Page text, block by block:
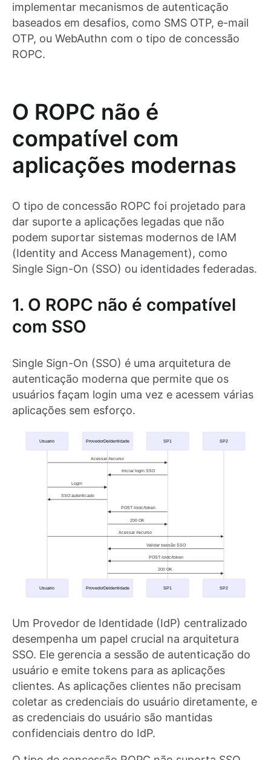
implementar mecanismos de autenticação
baseados em desafios, como SMS OTP, e-mail
OTP, ou WebAuthn com o tipo de concessão
ROPC.
O ROPC não é
compatível com
aplicações modernas
O tipo de concessão ROPC foi projetado para
dar suporte a aplicações legadas que não
podem suportar sistemas modernos de IAM
(Identity and Access Management), como
Single Sign-On (SSO) ou identidades federadas.
1. O ROPC não é compatível
com SSO
Single Sign-On (SSO) é uma arquitetura de
autenticação moderna que permite que os
usuários façam login uma vez e acessem várias
aplicações sem esforço.
Um Provedor de Identidade (IdP) centralizado
desempenha um papel crucial na arquitetura
SSO. Ele gerencia a sessão de autenticação do
usuário e emite tokens para as aplicações
clientes. As aplicações clientes não precisam
coletar as credenciais do usuário diretamente, e
as credenciais do usuário são mantidas
confidenciais dentro do IdP.